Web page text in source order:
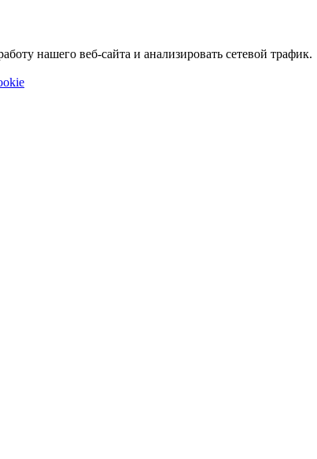
нашего веб-сайта и анализировать сетевой трафик.